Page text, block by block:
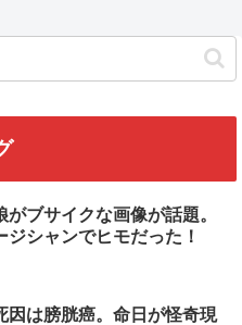
がブサイクな画像が話題。
ジシャンでヒモだった！
因は膀胱癌。命日が怪奇現